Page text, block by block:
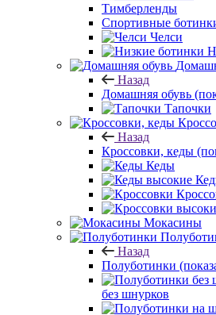
Тимберленды
Спортивные
Челси
Назад
Домашняя обувь
Тапочки
Назад
Кроссовки, кеды
Кеды
Мокасины
Назад
Полуботинки
без шнурков